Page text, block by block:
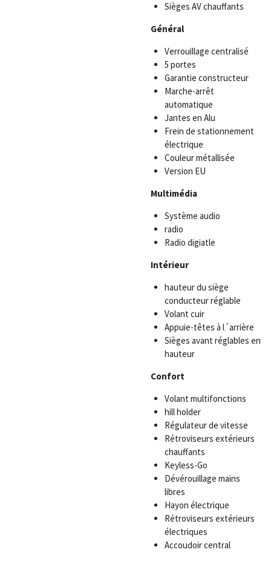
Sièges AV chauffants
Général
Verrouillage centralisé
5 portes
Garantie constructeur
Marche-arrêt
automatique
Jantes en Alu
Frein de stationnement
électrique
Couleur métallisée
Version EU
Multimédia
Système audio
radio
Radio digiatle
Intérieur
hauteur du siège
conducteur réglable
Volant cuir
Appuie-têtes à l´arrière
Sièges avant réglables en
hauteur
Confort
Volant multifonctions
hill holder
Régulateur de vitesse
Rétroviseurs extérieurs
chauffants
Keyless-Go
Dévérouillage mains
libres
Hayon électrique
Rétroviseurs extérieurs
électriques
Accoudoir central